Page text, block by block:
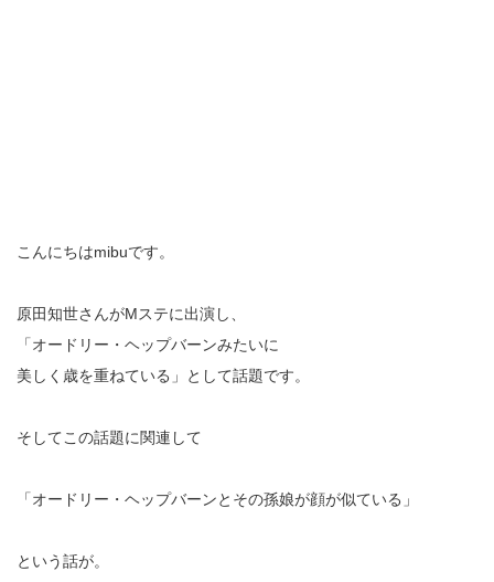
こんにちはmibuです。
原田知世さんがMステに出演し、
「オードリー・ヘップバーンみたいに
美しく歳を重ねている」として話題です。
そしてこの話題に関連して
「オードリー・ヘップバーンとその孫娘が顔が似ている」
という話が。